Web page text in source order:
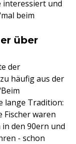
interessiert und
beim
über
der
häufig aus der
lange Tradition:
Fischer waren
den 90ern und
- schon